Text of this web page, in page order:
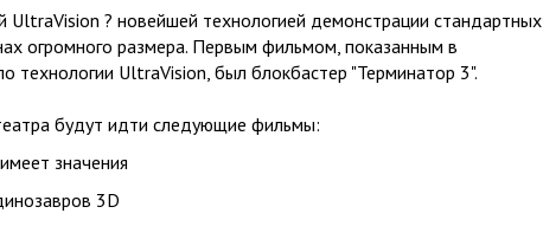
UltraVision ? новейшей технологией демонстрации стандартных
огромного размера. Первым фильмом, показанным в
технологии UltraVision, был блокбастер "Терминатор 3".
будут идти следующие фильмы:
значения
3D